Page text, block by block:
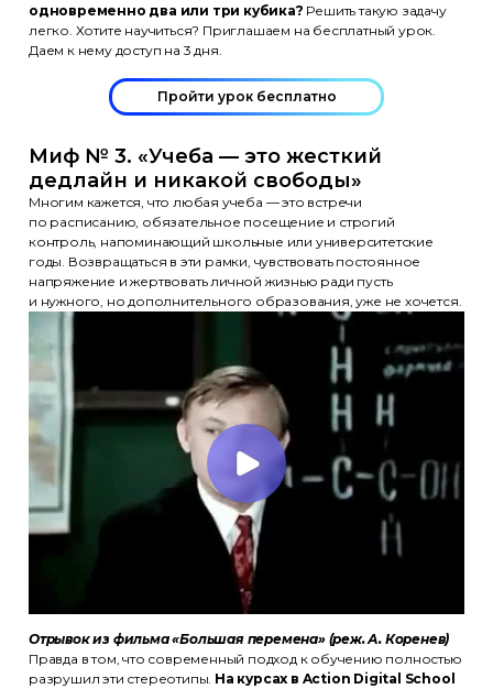
одновременно два или три кубика? Решить такую задачу
легко. Хотите научиться? Приглашаем на бесплатный урок.
Даем к нему доступ на 3 дня.
Пройти урок бесплатно
Миф № 3. «Учеба — это жесткий
дедлайн и никакой свободы»
Многим кажется, что любая учеба — это встречи
по расписанию, обязательное посещение и строгий
контроль, напоминающий школьные или университетские
годы. Возвращаться в эти рамки, чувствовать постоянное
напряжение и жертвовать личной жизнью ради пусть
и нужного, но дополнительного образования, уже не хочется.
Отрывок из фильма «Большая перемена» (реж. А. Коренев)
Правда в том, что современный подход к обучению полностью
разрушил эти стереотипы. На курсах в Action Digital School